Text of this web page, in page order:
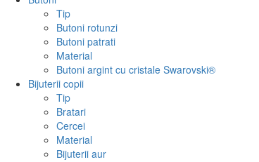
Tip
Butoni rotunzi
Butoni patrati
Material
Butoni argint cu cristale Swarovski®
Bijuterii copii
Tip
Bratari
Cercei
Material
Bijuterii aur